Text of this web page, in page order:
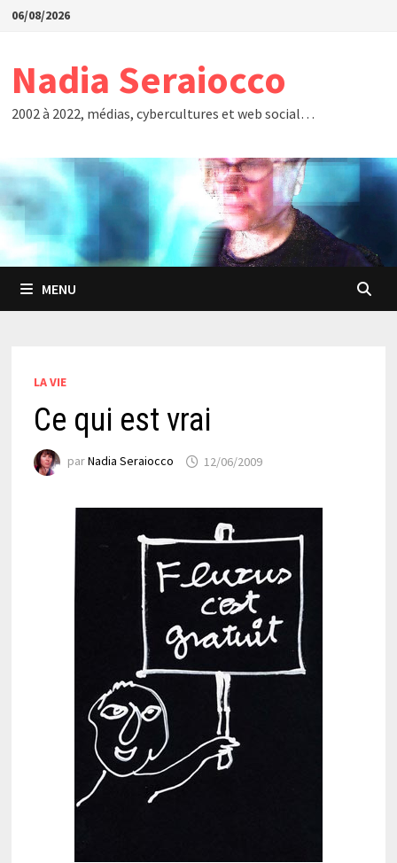
Passer
06/08/2026
Nadia Seraiocco
2002 à 2022, médias, cybercultures et web social…
MENU
LA VIE
Ce qui est vrai
parNadia Seraiocco 12/06/2009